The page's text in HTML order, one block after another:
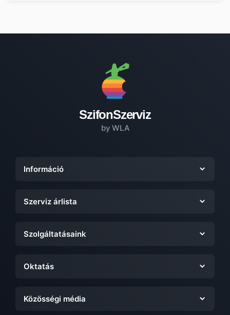
SzifonSzerviz
by WLA
Információ
Szerviz árlista
Szolgáltatásaink
Oktatás
Közösségi média